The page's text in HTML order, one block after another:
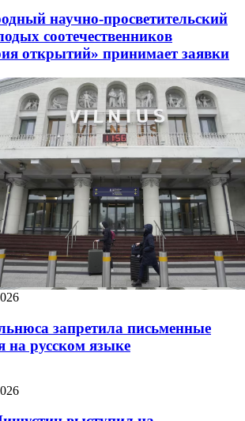
научно-просветительский
соотечественников
открытий» принимает заявки
запретила письменные
на русском языке